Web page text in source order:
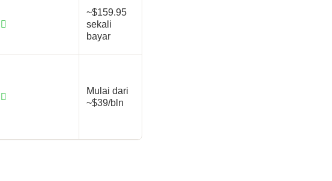
~$159.95
sekali
bayar
Mulai dari
~$39/bln